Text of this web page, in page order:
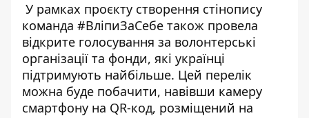
У рамках проєкту створення стінопису
команда #ВліпиЗаСебе також провела
відкрите голосування за волонтерські
організації та фонди, які українці
підтримують найбільше. Цей перелік
можна буде побачити, навівши камеру
смартфону на QR-код, розміщений на